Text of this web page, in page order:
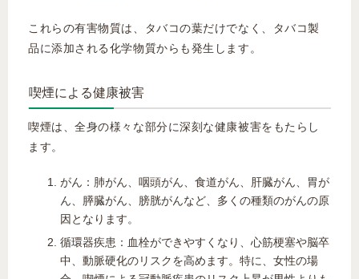
これらの有害物質は、タバコの葉だけでなく、タバコ製
品に添加される化学物質からも発生します。
喫煙による健康被害
喫煙は、全身の様々な部分に深刻な健康被害をもたらし
ます。
がん：肺がん、咽頭がん、食道がん、肝臓がん、胃が
ん、膵臓がん、膀胱がんなど、多くの種類のがんの原
因となります。
循環器疾患：血栓ができやすくなり、心筋梗塞や脳卒
中、動脈硬化のリスクを高めます。特に、女性の場